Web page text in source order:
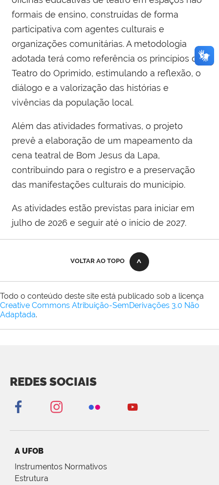
formais de ensino, construídas de forma
participativa com agentes culturais e
organizações comunitárias. A metodologia
adotada terá como referência os princípios do
Teatro do Oprimido, estimulando a reflexão, o
diálogo e a valorização das histórias e
vivências da população local.
Além das atividades formativas, o projeto
prevê a elaboração de um mapeamento da
cena teatral de Bom Jesus da Lapa,
contribuindo para o registro e a preservação
das manifestações culturais do município.
As atividades estão previstas para iniciar em
julho de 2026 e seguir até o início de 2027.
VOLTAR AO TOPO
Todo o conteúdo deste site está publicado sob a licença
Creative Commons Atribuição-SemDerivações 3.0 Não
Adaptada.
REDES SOCIAIS
A UFOB
Instrumentos Normativos
Estrutura